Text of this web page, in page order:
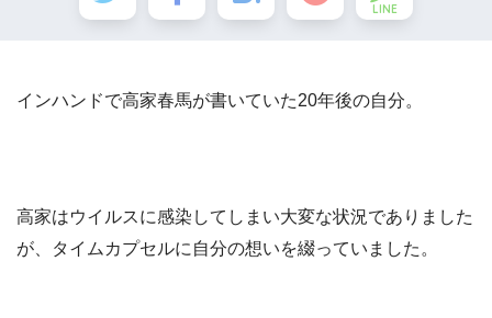
LINE
インハンドで高家春馬が書いていた20年後の自分。
高家はウイルスに感染してしまい大変な状況でありました
が、タイムカプセルに自分の想いを綴っていました。